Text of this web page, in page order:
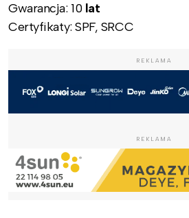
Gwarancja: 10 lat
Certyfikaty: SPF, SRCC
REKLAMA
REKLAMA